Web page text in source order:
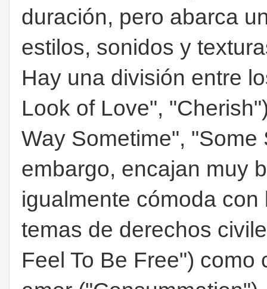
duración, pero abarca
estilos, sonidos y
Hay una división entre
Look of Love",
Way Sometime",
embargo, encajan muy
igualmente cómoda
temas de derechos
Feel To Be Free")